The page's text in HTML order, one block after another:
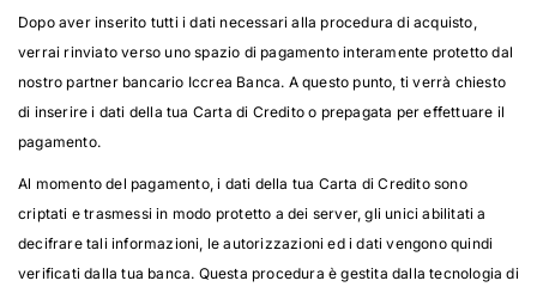
Dopo aver inserito tutti i dati necessari alla procedura di acquisto,
verrai rinviato verso uno spazio di pagamento interamente protetto dal
nostro partner bancario Iccrea Banca. A questo punto, ti verrà chiesto
di inserire i dati della tua Carta di Credito o prepagata per effettuare il
pagamento.
Al momento del pagamento, i dati della tua Carta di Credito sono
criptati e trasmessi in modo protetto a dei server, gli unici abilitati a
decifrare tali informazioni, le autorizzazioni ed i dati vengono quindi
verificati dalla tua banca. Questa procedura è gestita dalla tecnologia di